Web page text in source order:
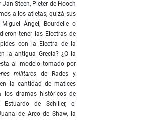
Steen, Pieter de Hooch
a los atletas, quizá sus
Ángel, Bourdelle o
tener las Electras de
con la Electra de la
la antigua Grecia? ¿O la
al modelo tomado por
militares de Rades y
la cantidad de matices
los dramas históricos de
Estuardo de Schiller, el
de Arco de Shaw, la